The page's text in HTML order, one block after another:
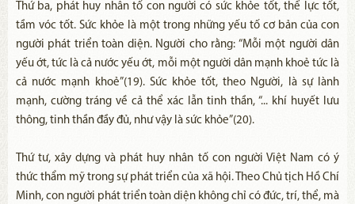
Thứ ba, phát huy nhân tố con người có sức khỏe tốt, thể lực tốt,
tầm vóc tốt. Sức khỏe là một trong những yếu tố cơ bản của con
người phát triển toàn diện. Người cho rằng: “Mỗi một người dân
yếu ớt, tức là cả nước yếu ớt, mỗi một người dân mạnh khoẻ tức là
cả nước mạnh khoẻ”(19). Sức khỏe tốt, theo Người, là sự lành
mạnh, cường tráng về cả thể xác lẫn tinh thần, “... khí huyết lưu
thông, tinh thần đầy đủ, như vậy là sức khỏe”(20).
Thứ tư, xây dựng và phát huy nhân tố con người Việt Nam có ý
thức thẩm mỹ trong sự phát triển của xã hội. Theo Chủ tịch Hồ Chí
Minh, con người phát triển toàn diện không chỉ có đức, trí, thể, mà